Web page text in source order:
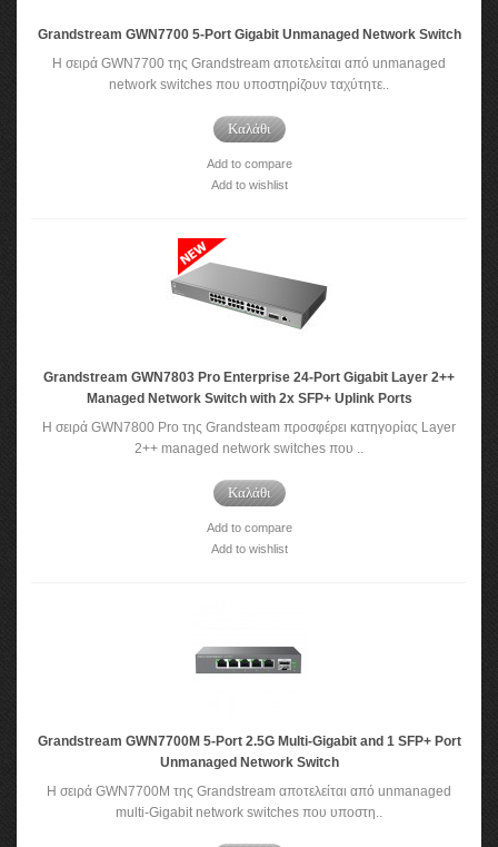
Grandstream GWN7700 5-Port Gigabit Unmanaged Network Switch
Η σειρά GWN7700 της Grandstream αποτελείται από unmanaged
network switches που υποστηρίζουν ταχύτητε..
Καλάθι
Add to compare
Add to wishlist
Grandstream GWN7803 Pro Enterprise 24-Port Gigabit Layer 2++
Managed Network Switch with 2x SFP+ Uplink Ports
Η σειρά GWN7800 Pro της Grandsteam προσφέρει κατηγορίας Layer
2++ managed network switches που ..
Καλάθι
Add to compare
Add to wishlist
Grandstream GWN7700M 5-Port 2.5G Multi-Gigabit and 1 SFP+ Port
Unmanaged Network Switch
Η σειρά GWN7700M της Grandstream αποτελείται από unmanaged
multi-Gigabit network switches που υποστη..